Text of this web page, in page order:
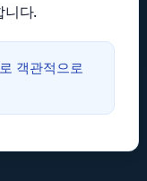
니다.
로 객관적으로